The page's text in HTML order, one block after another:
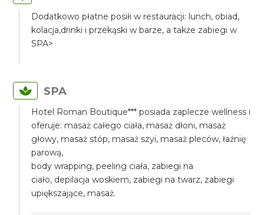
Dodatkowo płatne posiłi w restauracji: lunch, obiad,
kolacja,drinki i przekąski w barze, a także zabiegi w
SPA>
SPA
Hotel Roman Boutique*** posiada zaplecze wellness i
oferuje: masaż całego ciała, masaż dłoni, masaż
głowy, masaż stóp, masaż szyi, masaż pleców, łaźnię
parową,
body wrapping, peeling ciała, zabiegi na
ciało, depilacja woskiem, zabiegi na twarz, zabiegi
upiększające, masaż.